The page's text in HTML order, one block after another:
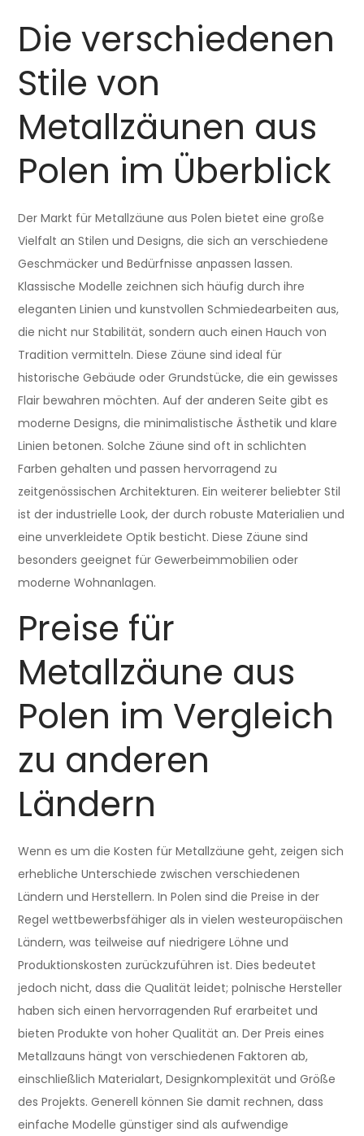
Die verschiedenen
Stile von
Metallzäunen aus
Polen im Überblick
Der Markt für Metallzäune aus Polen bietet eine große
Vielfalt an Stilen und Designs, die sich an verschiedene
Geschmäcker und Bedürfnisse anpassen lassen.
Klassische Modelle zeichnen sich häufig durch ihre
eleganten Linien und kunstvollen Schmiedearbeiten aus,
die nicht nur Stabilität, sondern auch einen Hauch von
Tradition vermitteln. Diese Zäune sind ideal für
historische Gebäude oder Grundstücke, die ein gewisses
Flair bewahren möchten. Auf der anderen Seite gibt es
moderne Designs, die minimalistische Ästhetik und klare
Linien betonen. Solche Zäune sind oft in schlichten
Farben gehalten und passen hervorragend zu
zeitgenössischen Architekturen. Ein weiterer beliebter Stil
ist der industrielle Look, der durch robuste Materialien und
eine unverkleidete Optik besticht. Diese Zäune sind
besonders geeignet für Gewerbeimmobilien oder
moderne Wohnanlagen.
Preise für
Metallzäune aus
Polen im Vergleich
zu anderen
Ländern
Wenn es um die Kosten für Metallzäune geht, zeigen sich
erhebliche Unterschiede zwischen verschiedenen
Ländern und Herstellern. In Polen sind die Preise in der
Regel wettbewerbsfähiger als in vielen westeuropäischen
Ländern, was teilweise auf niedrigere Löhne und
Produktionskosten zurückzuführen ist. Dies bedeutet
jedoch nicht, dass die Qualität leidet; polnische Hersteller
haben sich einen hervorragenden Ruf erarbeitet und
bieten Produkte von hoher Qualität an. Der Preis eines
Metallzauns hängt von verschiedenen Faktoren ab,
einschließlich Materialart, Designkomplexität und Größe
des Projekts. Generell können Sie damit rechnen, dass
einfache Modelle günstiger sind als aufwendige